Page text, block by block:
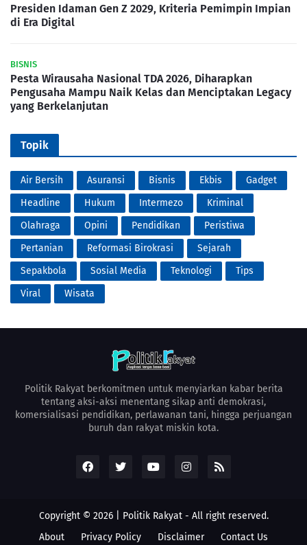
Presiden Idaman Gen Z 2029, Kriteria Pemimpin Impian
di Era Digital
BISNIS
Pesta Wirausaha Nasional TDA 2026, Diharapkan
Pengusaha Mampu Naik Kelas dan Menciptakan Legacy
yang Berkelanjutan
Topik
Air Bersih Asuransi Bisnis Ekbis
Gadget
Headline
Hukum Intermezo
Kriminal
Olahraga
Opini Pendidikan
Peristiwa
Pertanian
Reformasi Birokrasi
Sejarah
Sepakbola
Sosial Media Teknologi
Tips
Viral
Wisata
Politik Rakyat berkomitmen untuk menyiarkan kabar berita
tentang aksi-aksi menentang sikap anti demokrasi,
komersialisasi pendidikan, perlawanan tani, hingga perjuangan
buruh dan rakyat miskin kota.
Copyright © 2026 | Politik Rakyat- All right reserved.
About
Privacy Policy Disclaimer Contact Us